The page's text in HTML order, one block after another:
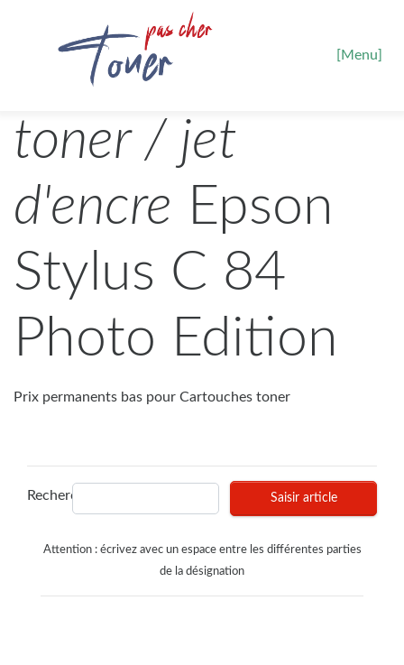
[Menu]
toner / jet
d'encre Epson
Stylus C 84
Photo Edition
Prix permanents bas pour Cartouches toner
Recherches Saisir article
Attention : écrivez avec un espace entre les différentes parties
de la désignation